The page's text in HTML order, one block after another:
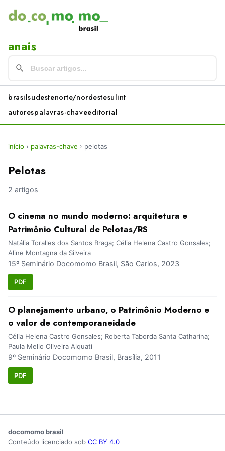
anais
brasilsudestenorte/nordestesulint
autorespalavras-chaveeditorial
início › palavras-chave › pelotas
Pelotas
2 artigos
O cinema no mundo moderno: arquitetura e
Patrimônio Cultural de Pelotas/RS
Natália Toralles dos Santos Braga; Célia Helena Castro Gonsales;
Aline Montagna da Silveira
15º Seminário Docomomo Brasil, São Carlos, 2023
PDF
O planejamento urbano, o Patrimônio Moderno e
o valor de contemporaneidade
Célia Helena Castro Gonsales; Roberta Taborda Santa Catharina;
Paula Mello Oliveira Alquati
9º Seminário Docomomo Brasil, Brasília, 2011
PDF
docomomo brasil
Conteúdo licenciado sob CC BY 4.0